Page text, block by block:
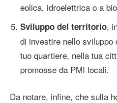
eolica, idroelettrica o a
Sviluppo del territorio,
di investire nello
tuo quartiere, nella tua
promosse da PMI locali.
Da notare, infine, che sulla